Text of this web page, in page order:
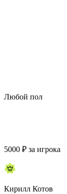
Любой пол
5000 ₽ за игрока
Кирилл Котов